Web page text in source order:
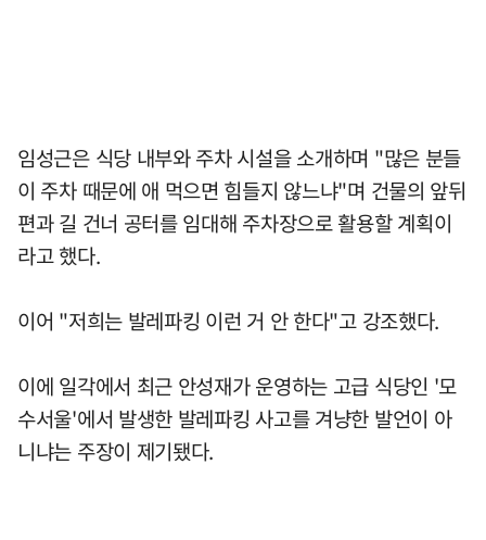
임성근은 식당 내부와 주차 시설을 소개하며 "많은 분들
이 주차 때문에 애 먹으면 힘들지 않느냐"며 건물의 앞뒤
편과 길 건너 공터를 임대해 주차장으로 활용할 계획이
라고 했다.
이어 "저희는 발레파킹 이런 거 안 한다"고 강조했다.
이에 일각에서 최근 안성재가 운영하는 고급 식당인 '모
수서울'에서 발생한 발레파킹 사고를 겨냥한 발언이 아
니냐는 주장이 제기됐다.